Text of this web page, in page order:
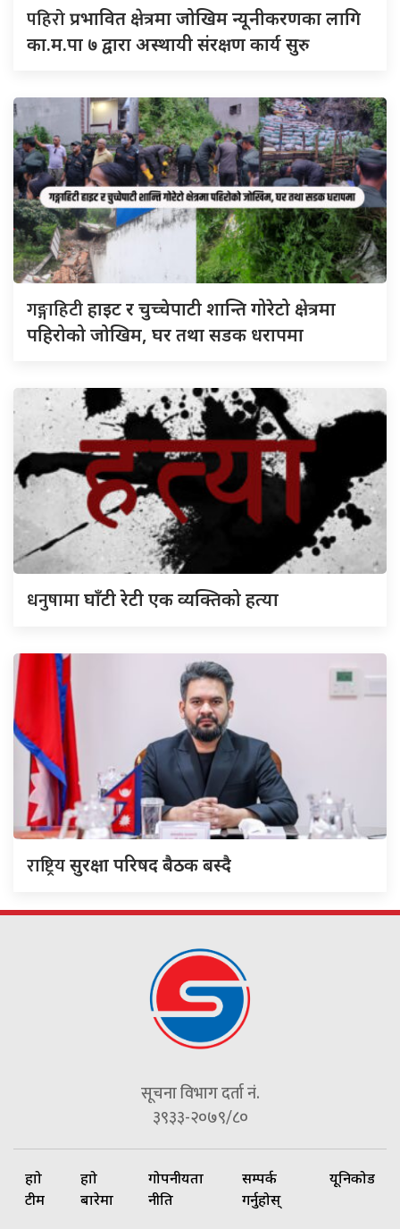
पहिरोप्रभावित क्षेत्रमा जोखिम न्यूनीकरणका लागि
का.म.पा ७ द्वारा अस्थायी संरक्षण कार्य सुरु
गङ्गाहिटीहाइट र चुच्चेपाटी शान्ति गोरेटो क्षेत्रमा
पहिरोको जोखिम, घर तथा सडक धरापमा
धनुषामाघाँटी रेटी एक व्यक्तिको हत्या
राष्ट्रियसुरक्षा परिषद बैठक बस्दै
सूचना विभाग दर्ता नं.
३९३३-२०७९/८०
हाम्रो
टीम
हाम्रो
बारेमा
गोपनीयता
नीति
सम्पर्क
गर्नुहोस्
यूनिकोड